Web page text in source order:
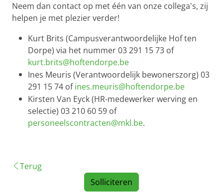
Neem dan contact op met één van onze collega's, zij
helpen je met plezier verder!
Kurt Brits (Campusverantwoordelijke Hof ten
Dorpe) via het nummer 03 291 15 73 of
kurt.brits@hoftendorpe.be
Ines Meuris (Verantwoordelijk bewonerszorg) 03
291 15 74 ofines.meuris@hoftendorpe.be
Kirsten Van Eyck (HR-medewerker werving en
selectie) 03 210 60 59 of
personeelscontracten@mkl.be.
Terug
Solliciteren